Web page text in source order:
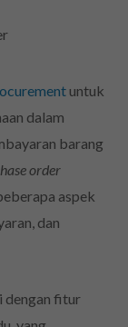
untuk
dalam
barang
order
aspek
dan
dengan fitur